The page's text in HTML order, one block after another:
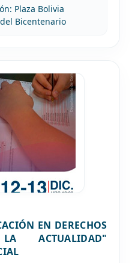
Plaza Bolivia
Bicentenario
EN DERECHOS
ACTUALIDAD"